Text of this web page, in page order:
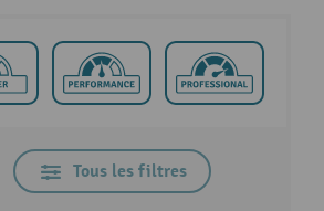
Tous les filtres